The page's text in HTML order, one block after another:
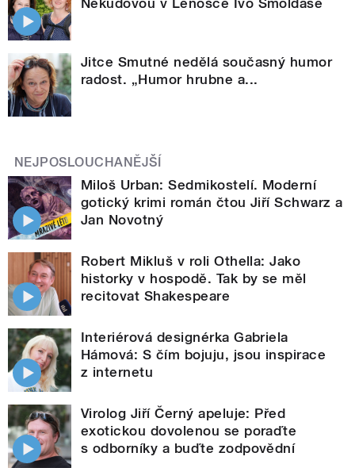
Jitce Smutné nedělá současný humor
radost. „Humor hrubne a...
NEJPOSLOUCHANĚJŠÍ
Miloš Urban: Sedmikostelí. Moderní
gotický krimi román čtou Jiří Schwarz a
Jan Novotný
Robert Mikluš v roli Othella: Jako
historky v hospodě. Tak by se měl
recitovat Shakespeare
Interiérová designérka Gabriela
Hámová: S čím bojuju, jsou inspirace
z internetu
Virolog Jiří Černý apeluje: Před
exotickou dovolenou se poraďte
s odborníky a buďte zodpovědní